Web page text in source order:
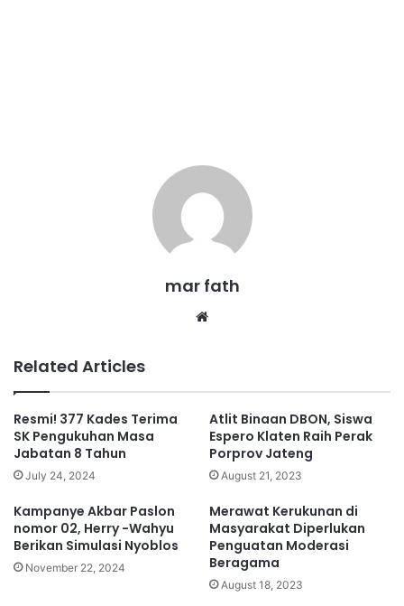
mar fath
Related Articles
Resmi! 377 Kades Terima
SK Pengukuhan Masa
Jabatan 8 Tahun
July 24, 2024
Atlit Binaan DBON, Siswa
Espero Klaten Raih Perak
Porprov Jateng
August 21, 2023
Kampanye Akbar Paslon
nomor 02, Herry -Wahyu
Berikan Simulasi Nyoblos
November 22, 2024
Merawat Kerukunan di
Masyarakat Diperlukan
Penguatan Moderasi
Beragama
August 18, 2023